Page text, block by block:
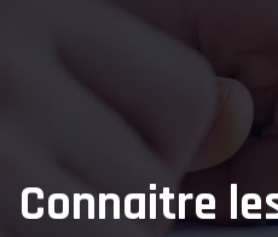
Connaitre